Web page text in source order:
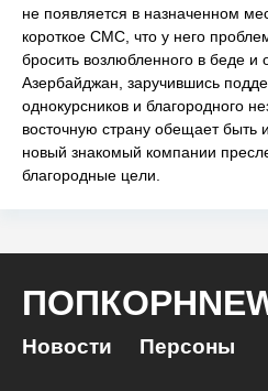
не появляется в назначенном
короткое СМС, что у него
бросить возлюбленного в беде и
Азербайджан, заручившись
однокурсников и благородного
восточную страну обещает быть
новый знакомый компании
благородные цели.
Новости Персоны